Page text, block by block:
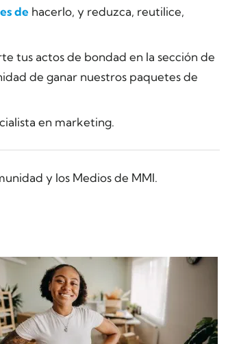
de hacerlo, y reduzca, reutilice,
tus actos de bondad en la sección de
de ganar nuestros paquetes de
en marketing.
y los Medios de MMI.